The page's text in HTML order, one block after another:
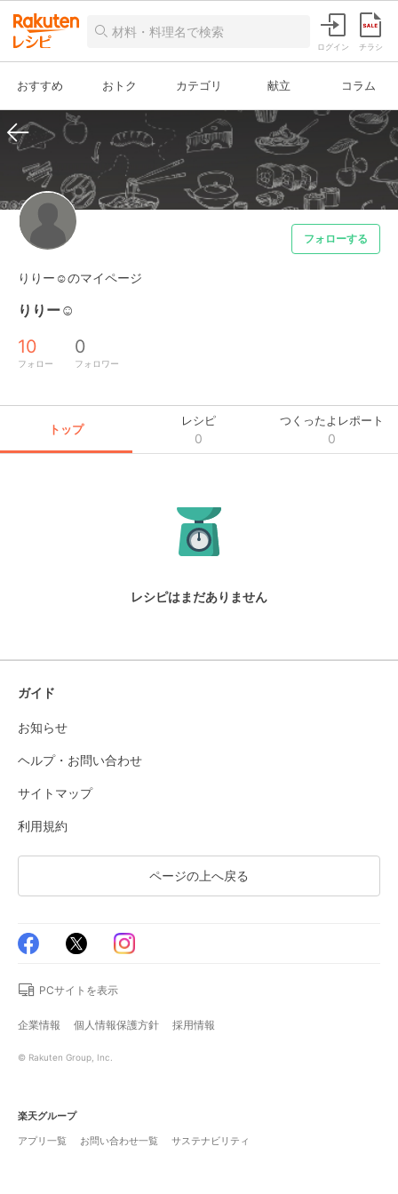
ログイン チラシ
おすすめ おトク カテゴリ 献立 コラム
フォローする
りりー☺︎のマイページ
りりー☺︎
10
フォロー
0
フォロワー
トップ
レシピ
0
つくったよレポート
0
レシピはまだありません
ガイド
お知らせ
ヘルプ・お問い合わせ
サイトマップ
利用規約
ページの上へ戻る
PCサイトを表示
企業情報 個人情報保護方針 採用情報
© Rakuten Group, Inc.
楽天グループ
アプリ一覧
お問い合わせ一覧 サステナビリティ